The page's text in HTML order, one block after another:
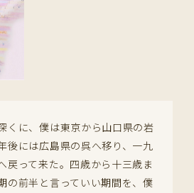
くに、僕は東京から山口県の岩
後には広島県の呉へ移り、一九
戻って来た。四歳から十三歳ま
の前半と言っていい期間を、僕